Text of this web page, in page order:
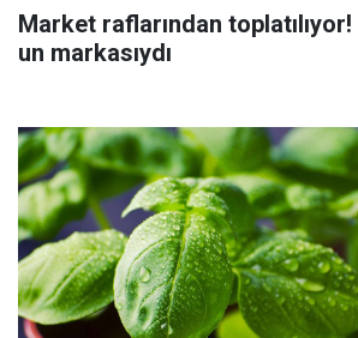
Market raflarından
un markasıydı